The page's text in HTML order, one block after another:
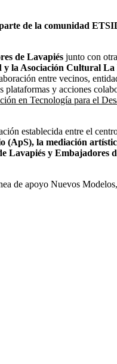
de la comunidad
de Lavapiés junto con
y la Asociación Cultural La
entre vecinos,
y acciones
en Tecnología para el
establecida entre el
(ApS), la mediación
y Embajadores
de apoyo Nuevos